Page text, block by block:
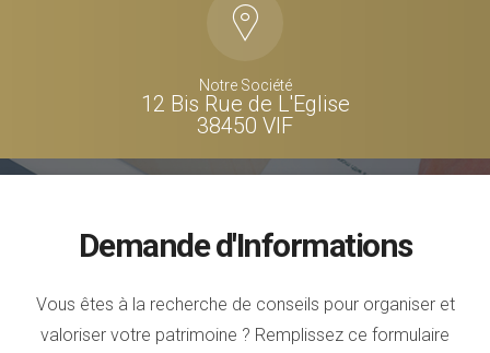
Notre Société
12 Bis Rue de L'Eglise
38450 VIF
Demande d'Informations
Vous êtes à la recherche de conseils pour organiser et
valoriser votre patrimoine ? Remplissez ce formulaire